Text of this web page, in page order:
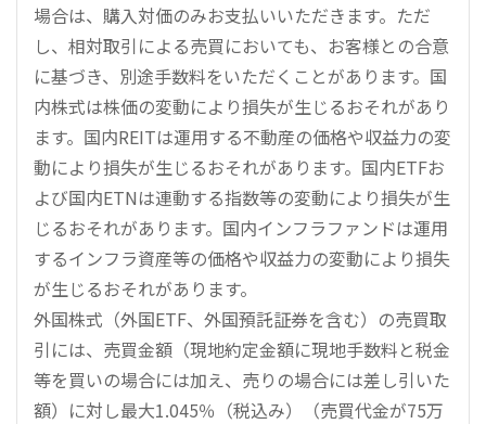
場合は、購入対価のみお支払いいただきます。ただ
し、相対取引による売買においても、お客様との合意
に基づき、別途手数料をいただくことがあります。国
内株式は株価の変動により損失が生じるおそれがあり
ます。国内REITは運用する不動産の価格や収益力の変
動により損失が生じるおそれがあります。国内ETFお
よび国内ETNは連動する指数等の変動により損失が生
じるおそれがあります。国内インフラファンドは運用
するインフラ資産等の価格や収益力の変動により損失
が生じるおそれがあります。
外国株式（外国ETF、外国預託証券を含む）の売買取
引には、売買金額（現地約定金額に現地手数料と税金
等を買いの場合には加え、売りの場合には差し引いた
額）に対し最大1.045％（税込み）（売買代金が75万